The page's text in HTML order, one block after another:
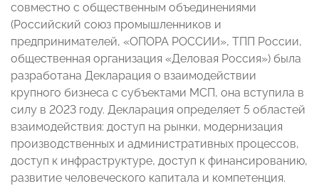
совместно с общественным объединениями
(Российский союз промышленников и
предпринимателей, «ОПОРА РОССИИ», ТПП России,
общественная организация «Деловая Россия») была
разработана Декларация о взаимодействии
крупного бизнеса с субъектами МСП, она вступила в
силу в 2023 году. Декларация определяет 5 областей
взаимодействия: доступ на рынки, модернизация
производственных и административных процессов,
доступ к инфраструктуре, доступ к финансированию,
развитие человеческого капитала и компетенция.